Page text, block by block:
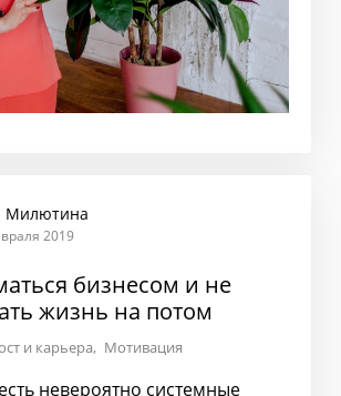
Милютина
2019
бизнесом и не
жизнь на потом
и карьера Мотивация
невероятно системные